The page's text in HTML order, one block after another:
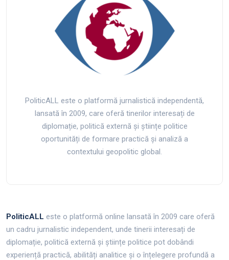
PoliticALL este o platformă jurnalistică independentă,
lansată în 2009, care oferă tinerilor interesați de
diplomație, politică externă și științe politice
oportunități de formare practică și analiză a
contextului geopolitic global.
PoliticALL este o platformă online lansată în 2009 care oferă
un cadru jurnalistic independent, unde tinerii interesați de
diplomație, politică externă și științe politice pot dobândi
experiență practică, abilități analitice și o înțelegere profundă a